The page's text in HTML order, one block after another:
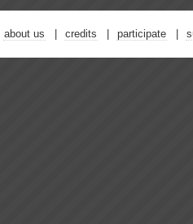
about us credits participate